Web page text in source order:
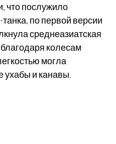
что послужило
по первой версии
среднеазиатская
колесам
могла
ухабы и канавы.